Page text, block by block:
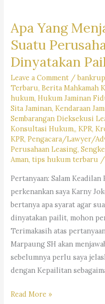
Apa Yang
Suatu
Dinyatakan
Leave a Comment /
Terbaru,Berita Mahkamah
hukum,Hukum Jaminan
Sita Jaminan,Kendaraan
Sembarangan Dieksekusi
Konsultasi Hukum,,KPR,
KPR,Pengacara/Lawyer/
Perusahaan Leasing,
Aman,tips hukum terbaru
Pertanyaan: Salam
perkenankan saya Karny
bertanya apa syarat agar
dinyatakan pailit, mohon
Terimakasih atas
Marpaung SH akan
sebelumnya perlu saya
dengan Kepailitan
Apa
Read More »